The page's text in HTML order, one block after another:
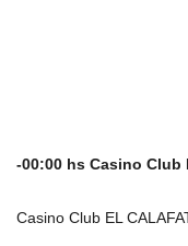
-00:00 hs Casino Club
Casino Club EL